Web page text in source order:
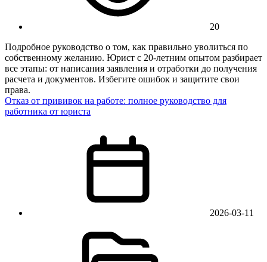
20
Подробное руководство о том, как правильно уволиться по
собственному желанию. Юрист с 20-летним опытом разбирает
все этапы: от написания заявления и отработки до получения
расчета и документов. Избегите ошибок и защитите свои
права.
Отказ от прививок на работе: полное руководство для
работника от юриста
2026-03-11